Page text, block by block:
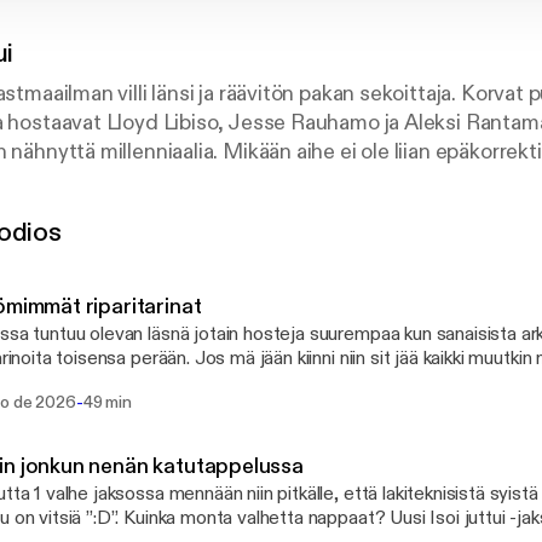
villi länsi ja räävitön pakan sekoittaja. Korvat
Lloyd Libiso, Jesse Rauhamo ja Aleksi Rantamaa, kolme
nähnyttä millenniaalia. Mikään aihe ei ole liian
Rantamaa johdattavat sinut joka maanantai ilman
on samaistuttavia tarinoita ja isoja nauruja.
päähäsi ja liity jengiin – kaasu on hirttänyt kiinni!
tunnettu sisällöntuottaja Jesse Rauhamo omistaa
ja hiukan omalaatuisen huumorintajun.
internetin kilpahuutokisoissa tunnettu Aleksi
joka ei pelkää puhua suutaan puhtaaksi
Luovan alan ammattilainen Lloyd Libiso on tuttu
riparitarinat
tuntuu olevan läsnä jotain hosteja suurempaa kun sanaisista
toisensa perään. Jos mä jään kiinni niin sit jää kaikki
Studiossa Lloyd Libiso, Jesse Sarkkinen ja Aleksi Rantamaa. IG: @isoijuttuii
de 2026-49 min
jonkun nenän katutappelussa
1 valhe jaksossa mennään niin pitkälle, että lakiteknisistä syistä
”:D”. Kuinka monta valhetta nappaat? Uusi Isoi juttui -jakso joka maanantai.